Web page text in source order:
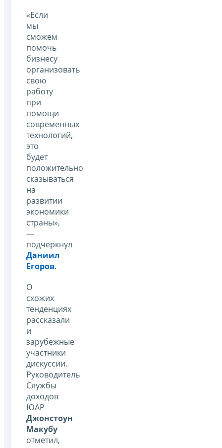
«Если
мы
сможем
помочь
бизнесу
организовать
свою
работу
при
помощи
современных
технологий,
это
будет
положительно
сказываться
на
развитии
экономики
страны»,
—
подчеркнул
Даниил
Егоров.
О
схожих
тенденциях
рассказали
и
зарубежные
участники
дискуссии.
Руководитель
Службы
доходов
ЮАР
Джонстоун
Макубу
отметил,